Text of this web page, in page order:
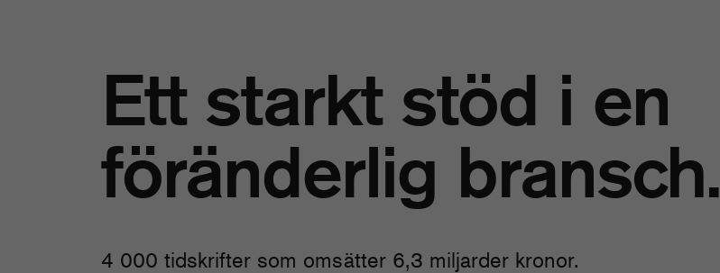
Ett starkt stöd i en
föränderlig bransch.
4 000 tidskrifter som omsätter 6,3 miljarder kronor.